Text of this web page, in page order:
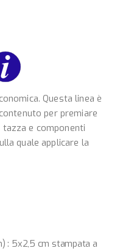
Questa linea è
per premiare
e componenti
quale applicare la
: 5x2,5 cm stampata a